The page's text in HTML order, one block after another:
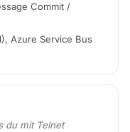
Commit /
Azure Service Bus
du mit Telnet